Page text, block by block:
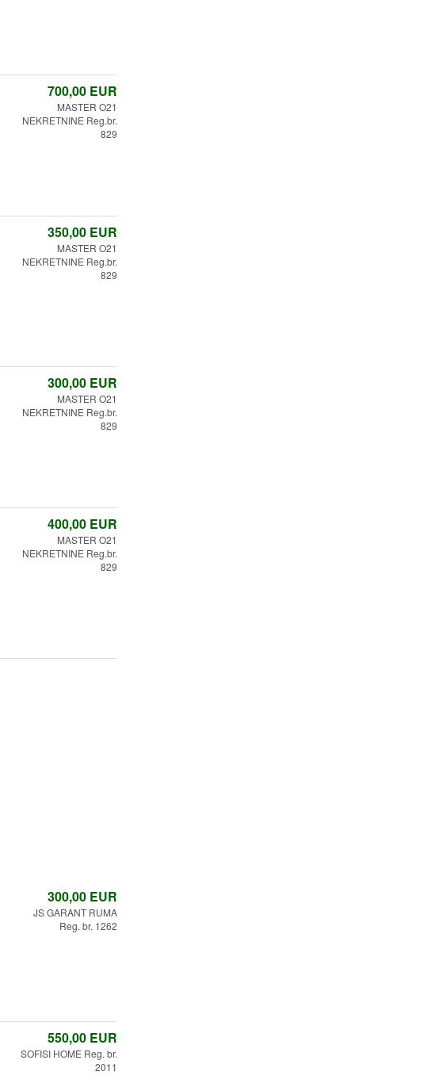
700,00EUR
MASTER O21
NEKRETNINE Reg.br.
829
350,00EUR
MASTER O21
NEKRETNINE Reg.br.
829
300,00EUR
MASTER O21
NEKRETNINE Reg.br.
829
400,00EUR
MASTER O21
NEKRETNINE Reg.br.
829
300,00EUR
JS GARANT RUMA
Reg. br. 1262
550,00EUR
SOFISI HOME Reg. br.
2011